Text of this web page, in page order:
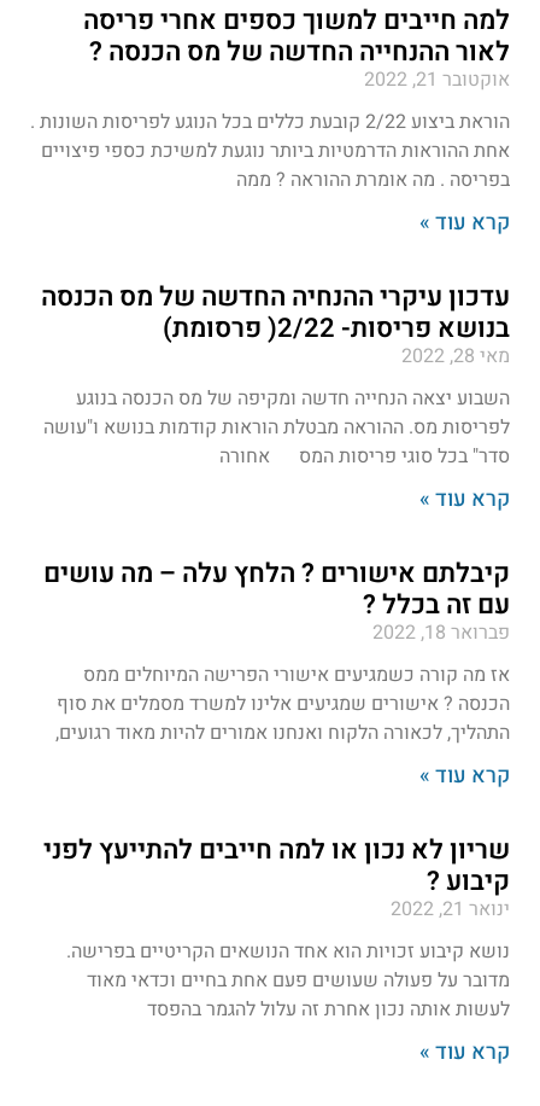
למה חייבים למשוך כספים אחרי פריסה
לאור ההנחייה החדשה של מס הכנסה ?
אוקטובר 21, 2022
הוראת ביצוע 2/22 קובעת כללים בכל הנוגע לפריסות השונות .
אחת ההוראות הדרמטיות ביותר נוגעת למשיכת כספי פיצויים
בפריסה . מה אומרת ההוראה ? ממה
קרא עוד »
עדכון עיקרי ההנחיה החדשה של מס הכנסה
בנושא פריסות- 2/22( פרסומת)
מאי 28, 2022
השבוע יצאה הנחייה חדשה ומקיפה של מס הכנסה בנוגע
לפריסות מס. ההוראה מבטלת הוראות קודמות בנושא ו"עושה
סדר" בכל סוגי פריסות המס אחורה
קרא עוד »
קיבלתם אישורים ? הלחץ עלה – מה עושים
עם זה בכלל ?
פברואר 18, 2022
אז מה קורה כשמגיעים אישורי הפרישה המיוחלים ממס
הכנסה ? אישורים שמגיעים אלינו למשרד מסמלים את סוף
התהליך, לכאורה הלקוח ואנחנו אמורים להיות מאוד רגועים,
קרא עוד »
שריון לא נכון או למה חייבים להתייעץ לפני
קיבוע ?
ינואר 21, 2022
נושא קיבוע זכויות הוא אחד הנושאים הקריטיים בפרישה.
מדובר על פעולה שעושים פעם אחת בחיים וכדאי מאוד
לעשות אותה נכון אחרת זה עלול להגמר בהפסד
קרא עוד »